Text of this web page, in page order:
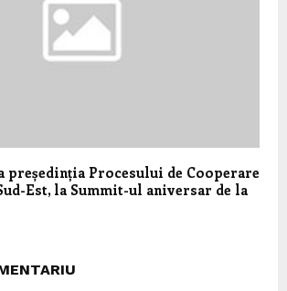
președinția Procesului de Cooperare
Est, la Summit-ul aniversar de la